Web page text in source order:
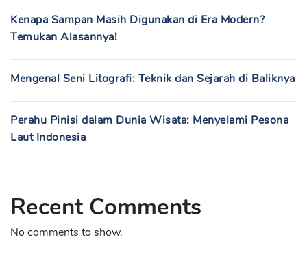
Kenapa Sampan Masih Digunakan di Era Modern?
Temukan Alasannya!
Mengenal Seni Litografi: Teknik dan Sejarah di Baliknya
Perahu Pinisi dalam Dunia Wisata: Menyelami Pesona
Laut Indonesia
Recent Comments
No comments to show.